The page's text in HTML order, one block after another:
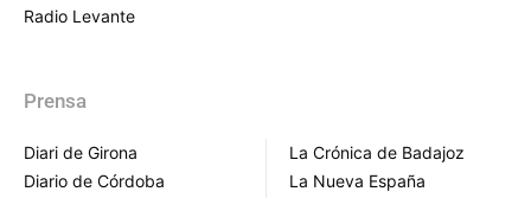
Radio Levante
Prensa
Diari de Girona
Diario de Córdoba
La Crónica de Badajoz
La Nueva España